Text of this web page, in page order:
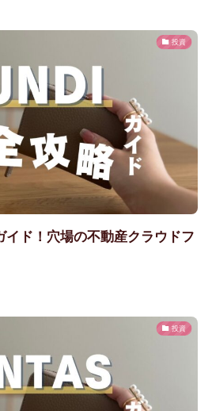
投資
イド！穴場の不動産クラウドフ
投資